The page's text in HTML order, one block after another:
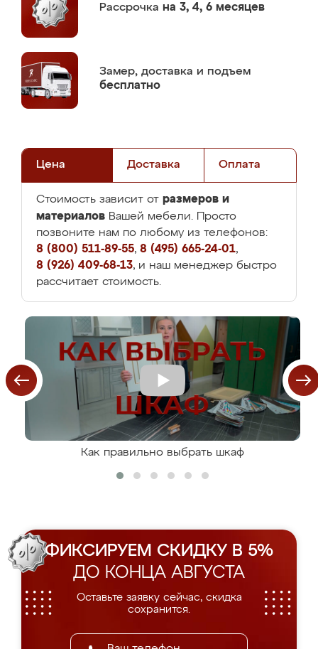
Рассрочка на 3, 4, 6 месяцев
Замер, доставка и подъем
бесплатно
Цена Доставка Оплата
Стоимость зависит от размеров и
материалов Вашей мебели. Просто
позвоните нам по любому из телефонов:
8 (800) 511-89-55, 8 (495) 665-24-01,
8 (926) 409-68-13, и наш менеджер быстро
рассчитает стоимость.
Как правильно выбрать шкаф
ФИКСИРУЕМ СКИДКУ В 5%
ДО КОНЦА АВГУСТА
Оставьте заявку сейчас, скидка
сохранится.